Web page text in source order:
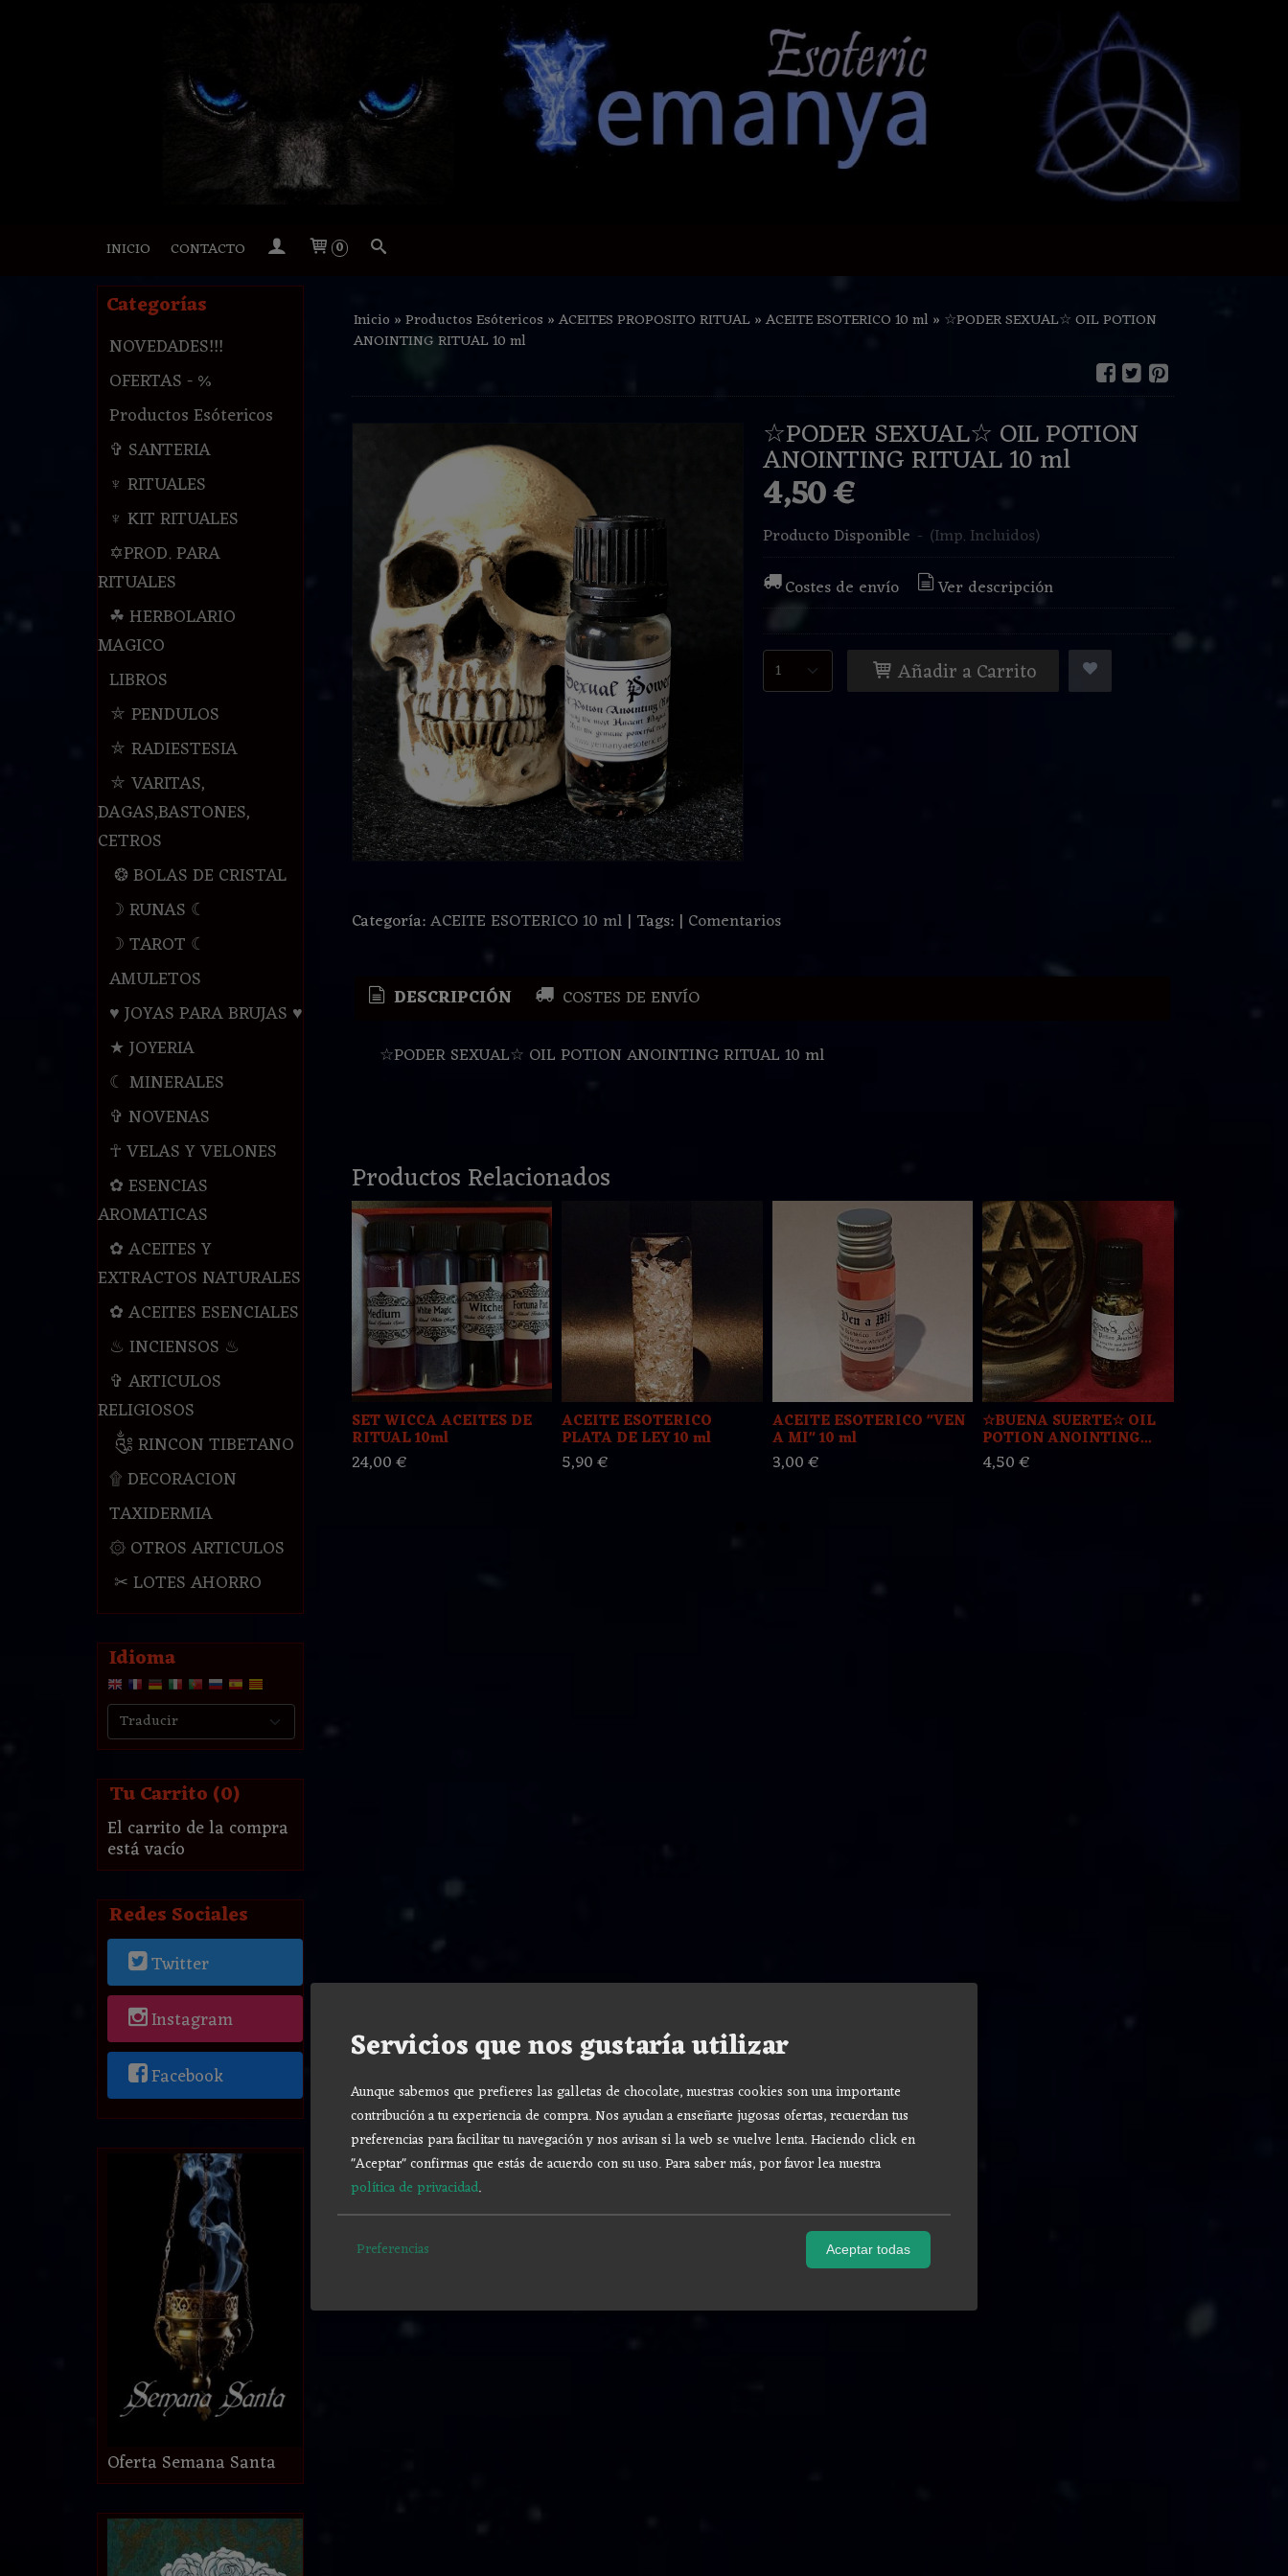
INICIO CONTACTO 0
Categorías
NOVEDADES!!!
OFERTAS - %
Productos Esótericos
✞ SANTERIA
♆ RITUALES
♆ KIT RITUALES
✡PROD. PARA
RITUALES
☘ HERBOLARIO
MAGICO
LIBROS
⛤ PENDULOS
⛤ RADIESTESIA
⛤ VARITAS,
DAGAS,BASTONES,
CETROS
❂ BOLAS DE CRISTAL
☽ RUNAS ☾
☽ TAROT ☾
AMULETOS
♥ JOYAS PARA BRUJAS ♥
★ JOYERIA
☾ MINERALES
✞ NOVENAS
☥ VELAS Y VELONES
✿ ESENCIAS
AROMATICAS
✿ ACEITES Y
EXTRACTOS NATURALES
✿ ACEITES ESENCIALES
♨ INCIENSOS ♨
✞ ARTICULOS
RELIGIOSOS
༃ RINCON TIBETANO
۩ DECORACION
TAXIDERMIA
۞ OTROS ARTICULOS
✂ LOTES AHORRO
Idioma
Tu Carrito (0)
El carrito de la compra
está vacío
Redes Sociales
Twitter
Instagram
Facebook
Oferta Semana Santa
Inicio »Productos Esótericos »ACEITES PROPOSITO RITUAL »ACEITE ESOTERICO 10 ml » ☆PODER SEXUAL☆ OIL POTION
ANOINTING RITUAL 10 ml
☆PODER SEXUAL☆ OIL POTION
ANOINTING RITUAL 10 ml
4,50 €
Producto Disponible - (Imp. Incluidos)
Costes de envío
Ver descripción
Añadir a Carrito
Categoría:ACEITE ESOTERICO 10 ml| Tags: | Comentarios
DESCRIPCIÓN COSTES DE ENVÍO
☆PODER SEXUAL☆ OIL POTION ANOINTING RITUAL 10 ml
Productos Relacionados
SET WICCA ACEITES DE
RITUAL 10ml
24,00 €
ACEITE ESOTERICO
PLATA DE LEY 10 ml
5,90 €
ACEITE ESOTERICO "VEN
A MI" 10 ml
3,00 €
☆BUENA SUERTE☆ OIL
POTION ANOINTING...
4,50 €
Servicios que nos gustaría utilizar
Aunque sabemos que prefieres las galletas de chocolate, nuestras cookies son una importante
contribución a tu experiencia de compra. Nos ayudan a enseñarte jugosas ofertas, recuerdan tus
preferencias para facilitar tu navegación y nos avisan si la web se vuelve lenta. Haciendo click en
"Aceptar" confirmas que estás de acuerdo con su uso.Para saber más, por favor lea nuestra
política de privacidad.
Preferencias Aceptar todas